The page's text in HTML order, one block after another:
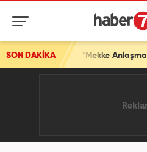
SON DAKİKA
açıklaması